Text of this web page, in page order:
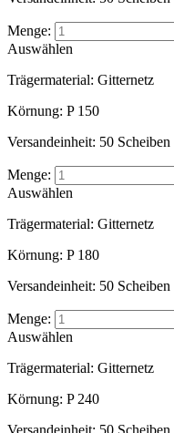
Menge:
Auswählen
Trägermaterial: Gitternetz
Körnung: P 150
Versandeinheit: 50 Scheiben
Menge:
Auswählen
Trägermaterial: Gitternetz
Körnung: P 180
Versandeinheit: 50 Scheiben
Menge:
Auswählen
Trägermaterial: Gitternetz
Körnung: P 240
Versandeinheit: 50 Scheiben